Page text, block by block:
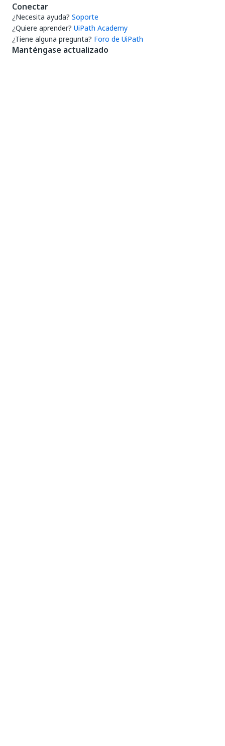
Conectar
¿Necesita ayuda? Soporte
¿Quiere aprender? UiPath Academy
¿Tiene alguna pregunta? Foro de UiPath
Manténgase actualizado